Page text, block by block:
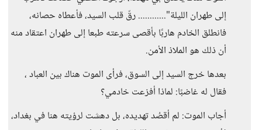
إلى طهران الليلة"............ رقّ قلب السيد، فأعطاه حصانه،
فانطلق الخادم هاربًا بأقصى سرعته طبعا إلى طهران اعتقاد منه
أن ذلك هو الملاذ الأمن.
بعدها خرج السيد إلى السوق، فرأى الموت هناك بين العباد ،
فقال له غاضبًا: لماذا أفزعت خادمي؟
أجاب الموت: لم أقصُد تهديده، بل دهشت لرؤيته هنا في بغداد،